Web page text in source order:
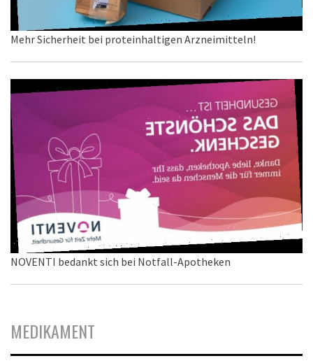
Mehr Sicherheit bei proteinhaltigen Arzneimitteln!
NOVENTI bedankt sich bei Notfall-Apotheken
MEDIKAMENT